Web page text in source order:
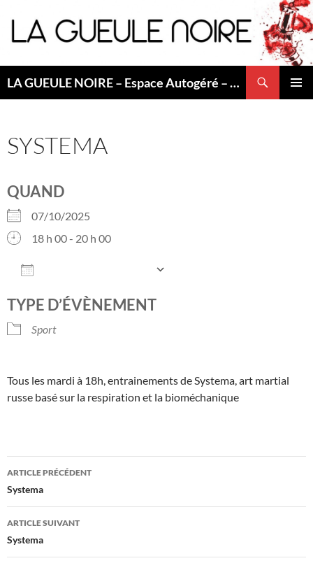
au
contenu
LA GUEULE NOIRE – Espace Autogéré – Saint Etienne
SYSTEMA
QUAND
07/10/2025
18 h 00 - 20 h 00
TYPE D’ÉVÈNEMENT
Sport
Tous les mardi à 18h, entrainements de Systema, art martial
russe basé sur la respiration et la bioméchanique
Navigation
des
articles
ARTICLE PRÉCÉDENT
Systema
ARTICLE SUIVANT
Systema